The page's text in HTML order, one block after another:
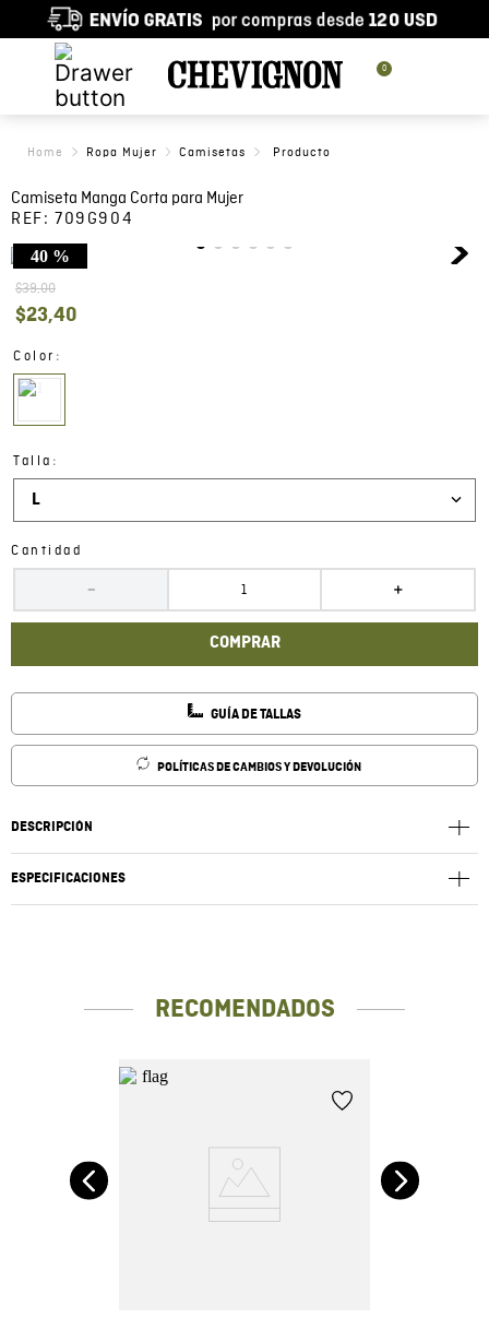
0
Ropa Mujer Camisetas
Camiseta Manga Corta para Mujer
REF: 709G904
40 %
$39,00
$23,40
Color :
Talla :
L
Cantidad
＋
－
COMPRAR
GUÍA DE TALLAS
POLÍTICAS DE CAMBIOS Y DEVOLUCIÓN
DESCRIPCIÓN
ESPECIFICACIONES
RECOMENDADOS